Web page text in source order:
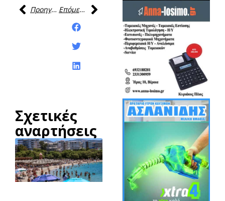
Προηγούμενη
Επόμενη
Σχετικές
αναρτήσεις